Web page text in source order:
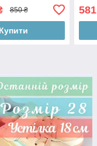
850 ₴
Купити